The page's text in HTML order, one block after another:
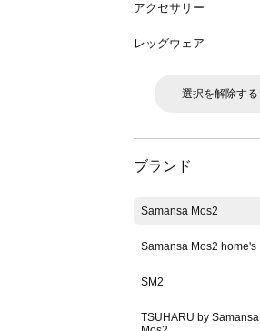
アクセサリー
レッグウェア
選択を解除する
ブランド
Samansa Mos2
Samansa Mos2 home's
SM2
TSUHARU by Samansa